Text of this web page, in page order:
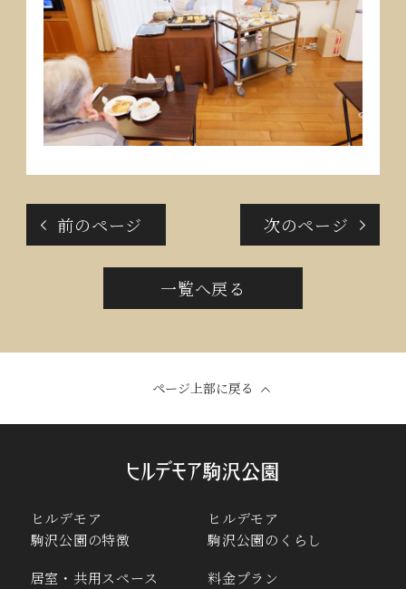
前のページ
一覧へ戻る
次のページ
ページ上部に戻る
ヒルデモア
駒沢公園の特徴
ヒルデモア
駒沢公園のくらし
居室・共用スペース
料金プラン